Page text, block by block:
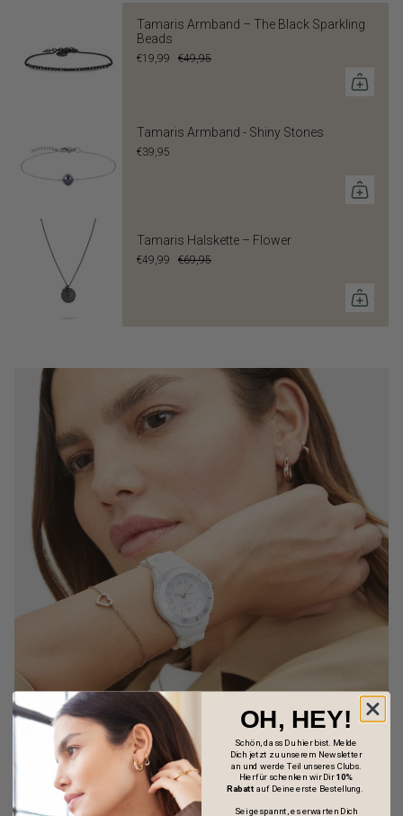
Technische Merkmale
Uhrwerk: Quarz
Wasserdichtigkeit: 3 ATM
Tamaris Armband – The Black Sparkling
Beads
€19,99 €49,95
Tamaris Armband - Shiny Stones
€39,95
Tamaris Halskette – Flower
€49,99 €69,95
OH, HEY!
Schön, dass Du hier bist. Melde
Dich jetzt zu unserem Newsletter
an und werde Teil unseres Clubs.
Hierfür schenken wir Dir10%
Rabatt auf Deine erste Bestellung.
Sei gespannt, es erwarten Dich